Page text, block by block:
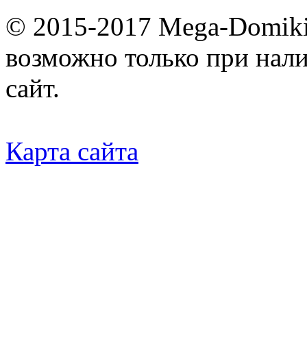
© 2015-2017 Mega-
возможно только при
сайт.
Карта сайта